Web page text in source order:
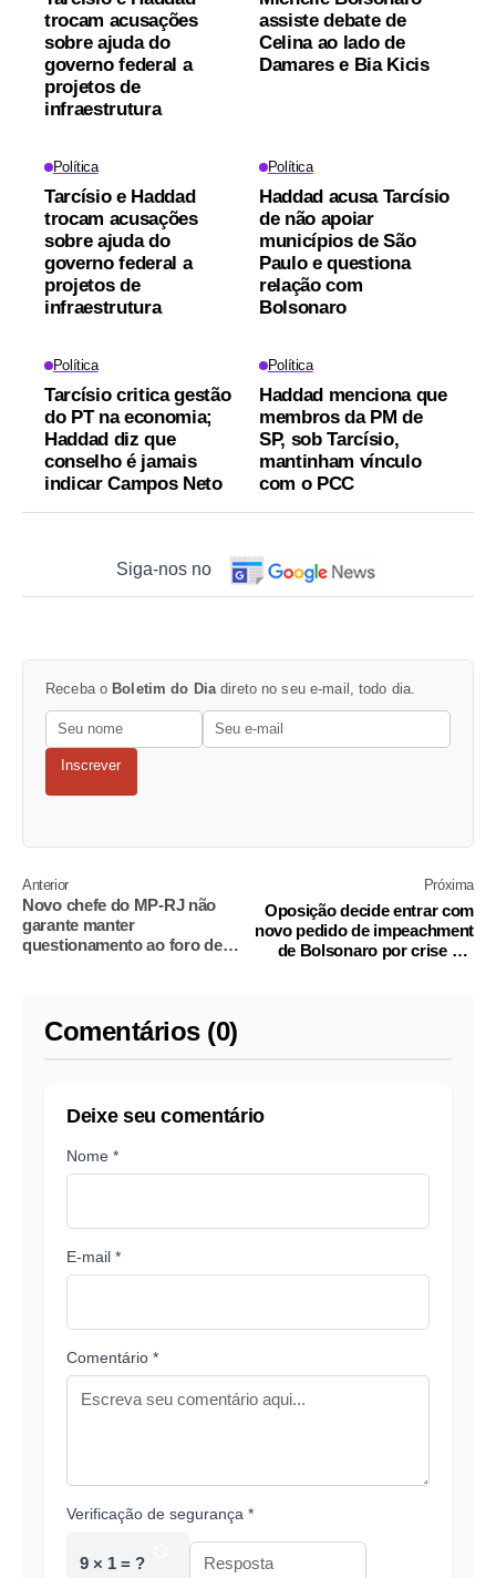
trocam acusações
sobre ajuda do
governo federal a
projetos de
infraestrutura
assiste debate de
Celina ao lado de
Damares e Bia Kicis
Política
Tarcísio e Haddad
trocam acusações
sobre ajuda do
governo federal a
projetos de
infraestrutura
Política
Haddad acusa Tarcísio
de não apoiar
municípios de São
Paulo e questiona
relação com
Bolsonaro
Política
Tarcísio critica gestão
do PT na economia;
Haddad diz que
conselho é jamais
indicar Campos Neto
Política
Haddad menciona que
membros da PM de
SP, sob Tarcísio,
mantinham vínculo
com o PCC
Siga-nos no
Receba o Boletim do Diadireto no seu e-mail, todo dia.
Inscrever
Anterior
Novo chefe do MP-RJ não
garante manter
questionamento ao foro de
Próxima
Oposição decide entrar com
novo pedido de impeachment
de Bolsonaro por crise em
Comentários (0)
Deixe seu comentário
Nome *
E-mail *
Comentário *
Verificação de segurança *
9 × 1 = ?